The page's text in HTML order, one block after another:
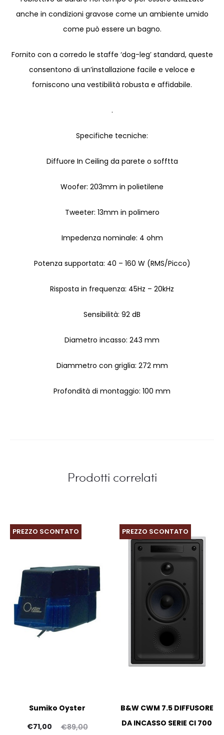
anche in condizioni gravose come un ambiente umido
come può essere un bagno.
Fornito con a corredo le staffe ‘dog-leg’ standard, queste
consentono di un’installazione facile e veloce e
forniscono una vestibilità robusta e affidabile.
.
Specifiche tecniche:
Diffuore In Ceiling da parete o sofftta
Woofer: 203mm in polietilene
Tweeter: 13mm in polimero
Impedenza nominale: 4 ohm
Potenza supportata: 40 – 160 W (RMS/Picco)
Risposta in frequenza: 45Hz – 20kHz
Sensibilità: 92 dB
Diametro incasso: 243 mm
Diammetro con griglia: 272 mm
Profondità di montaggio: 100 mm
Prodotti correlati
PREZZO SCONTATO
Sumiko Oyster
€89,00
Il
€71,00
PREZZO SCONTATO
B&W CWM 7.5 DIFFUSORE
DA INCASSO SERIE CI 700